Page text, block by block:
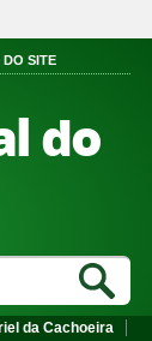
DO SITE
do
da Cachoeira